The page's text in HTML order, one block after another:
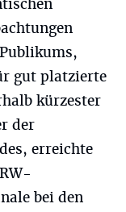
gut platzierte
kürzester
der
erreichte
bei den